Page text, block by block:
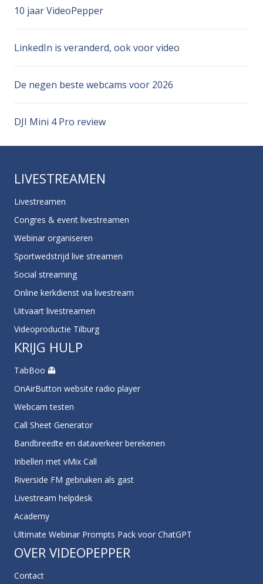
10 jaar VideoPepper
LinkedIn is veranderd, ook voor video
De negen beste webcams voor 2026
DJI Mini 4 Pro review
LIVESTREAMEN
Livestreamen
Congres & event livestreamen
Webinar organiseren
Sportwedstrijd live streamen
Social streaming
Online kerkdienst via livestream
Uitvaart livestreamen
Videoproductie Tilburg
KRIJG HULP
TabBoo 👻
OnAirButton website radio player
Webcam testen
Call Sheet Generator
Bandbreedte en dataverkeer berekenen
Inbellen met vMix Call
Riverside FM gebruiken als gast
Livestream helpdesk
Academy
Ultimate Webinar Prompts Pack voor ChatGPT
OVER VIDEOPEPPER
Contact